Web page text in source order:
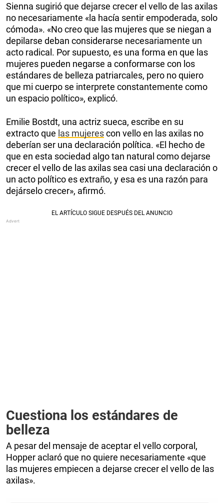
Sienna sugirió que dejarse crecer el vello de las axilas
no necesariamente «la hacía sentir empoderada, solo
cómoda». «No creo que las mujeres que se niegan a
depilarse deban considerarse necesariamente un
acto radical. Por supuesto, es una forma en que las
mujeres pueden negarse a conformarse con los
estándares de belleza patriarcales, pero no quiero
que mi cuerpo se interprete constantemente como
un espacio político», explicó.
Emilie Bostdt, una actriz sueca, escribe en su
extracto que las mujerescon vello en las axilas no
deberían ser una declaración política. «El hecho de
que en esta sociedad algo tan natural como dejarse
crecer el vello de las axilas sea casi una declaración o
un acto político es extraño, y esa es una razón para
dejárselo crecer», afirmó.
Cuestiona los estándares de
belleza
A pesar del mensaje de aceptar el vello corporal,
Hopper aclaró que no quiere necesariamente «que
las mujeres empiecen a dejarse crecer el vello de las
axilas».